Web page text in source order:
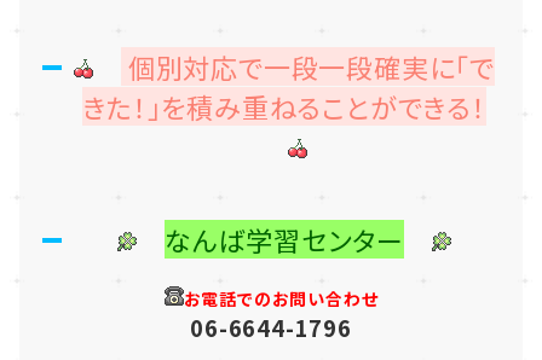
個別対応で一段一段確実に「で
きた！」を積み重ねることができる！
なんば学習センター
お電話でのお問い合わせ
06-6644-1796